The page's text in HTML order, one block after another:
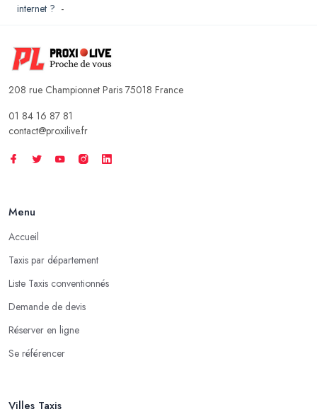
internet ? -
208 rue Championnet Paris 75018 France
01 84 16 87 81
contact@proxilive.fr
Menu
Accueil
Taxis par département
Liste Taxis conventionnés
Demande de devis
Réserver en ligne
Se référencer
Villes Taxis